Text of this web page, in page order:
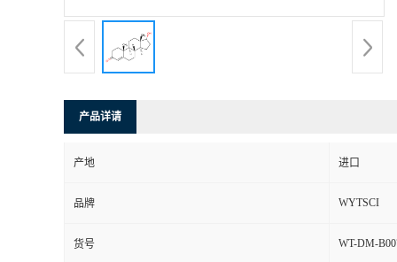
产品详请
产地 进口
品牌 WYTSCI
货号 WT-DM-